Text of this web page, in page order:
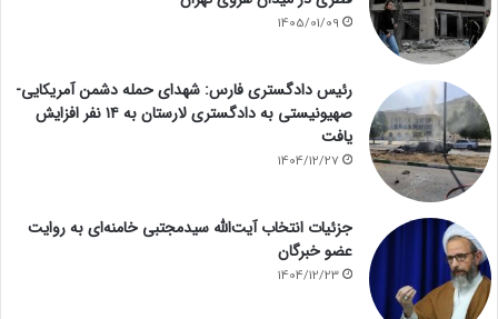
1405/01/09
رئیس دادگستری فارس: شهدای حمله دشمن آمریکایی-
صهیونیستی به دادگستری لارستان به ۱۴ نفر افزایش
یافت
1404/12/27
جزئیات انتخاب آیت‌الله سیدمجتبی خامنه‌ای به روایت
عضو خبرگان
1404/12/23